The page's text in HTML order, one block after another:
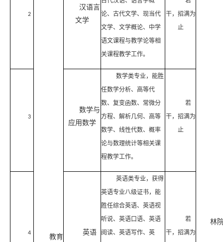
2
教育
汉语言
文学
论、古代文学、现当代
文学、文学概论、中学
语文课程与教学论等相
关课程教学工作。
干，招满为
止
林
3
数学与
应用数学
数学类专业，能胜
任数学分析、高等代
数、复变函数、常微分
方程、解析几何、高等
数学、线性代数、概率
论与数理统计等相关课
程教学工作。
若
干，招满为
止
4 英语
英语类专业，获得
英语专业八级证书，能
胜任综合英语、英语视
听说、英语口语、英语
阅读、英语写作、英
若
干，招满为